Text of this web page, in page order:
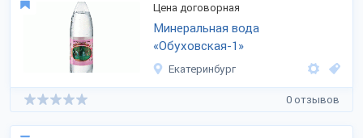
Цена договорная
Минеральная вода
«Обуховская-1»
Екатеринбург
0 отзывов